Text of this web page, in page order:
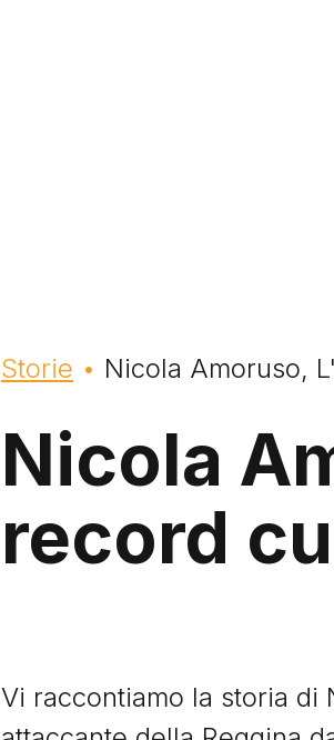
Briciole di pane
Storie Nicola Amoruso,
Nicola
record
Vi raccontiamo la storia di